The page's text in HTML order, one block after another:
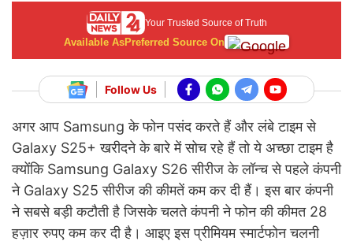
Your Trusted Source of Truth
Available AsPreferred Source On
Follow Us
अगर आप Samsung के फोन पसंद करते हैं और लंबे टाइम से
Galaxy S25+ खरीदने के बारे में सोच रहे हैं तो ये अच्छा टाइम है
क्योंकि Samsung Galaxy S26 सीरीज के लॉन्च से पहले कंपनी
ने Galaxy S25 सीरीज की कीमतें कम कर दी हैं। इस बार कंपनी
ने सबसे बड़ी कटौती है जिसके चलते कंपनी ने फोन की कीमत 28
हज़ार रुपए कम कर दी है। आइए इस प्रीमियम स्मार्टफोन चलनी